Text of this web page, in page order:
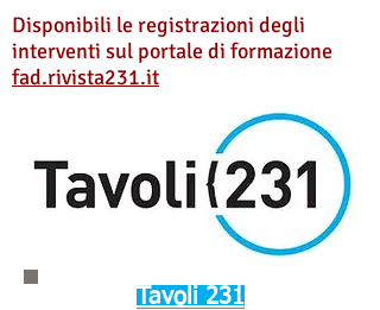
Disponibili le registrazioni degli
interventi sul portale di formazione
fad.rivista231.it
Tavoli 231